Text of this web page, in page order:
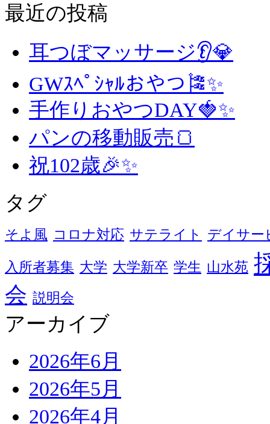
最近の投稿
耳つぼマッサージ👂💎
GWｽﾍﾟｼｬﾙおやつ🎏✨
手作りおやつDAY🍓✨
パンの移動販売🍞
祝102歳🎉✨
タグ
そよ風 コロナ対応 サテライト デイサー
入所者募集 大学 大学新卒 学生 山水苑
会 説明会
アーカイブ
2026年6月
2026年5月
2026年4月